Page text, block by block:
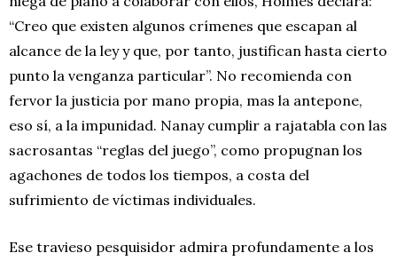
“Creo que existen algunos crímenes que escapan al
alcance de la ley y que, por tanto, justifican hasta cierto
punto la venganza particular”. No recomienda con
fervor la justicia por mano propia, mas la antepone,
eso sí, a la impunidad. Nanay cumplir a rajatabla con las
sacrosantas “reglas del juego”, como propugnan los
agachones de todos los tiempos, a costa del
sufrimiento de víctimas individuales.
Ese travieso pesquisidor admira profundamente a los